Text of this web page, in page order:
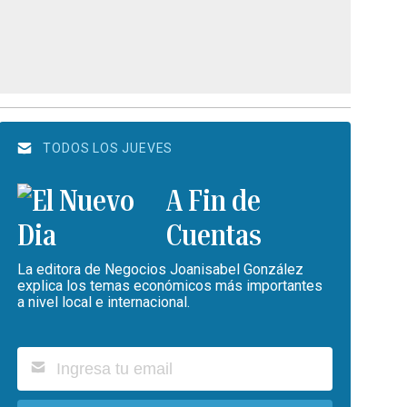
TODOS LOS JUEVES
A Fin de
Cuentas
La editora de Negocios Joanisabel González
explica los temas económicos más importantes
a nivel local e internacional.